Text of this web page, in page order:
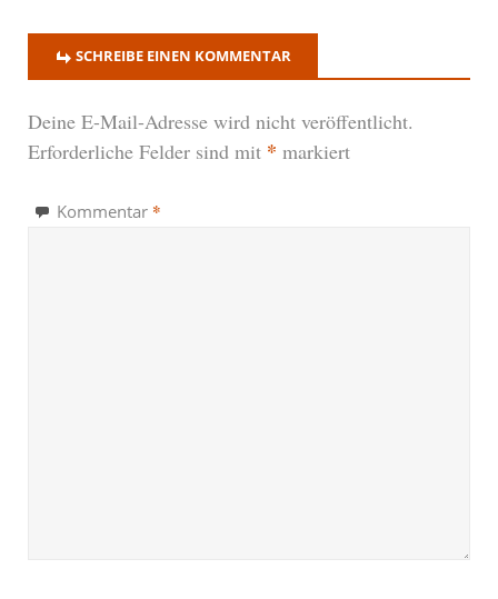
SCHREIBE EINEN KOMMENTAR
Deine E-Mail-Adresse wird nicht veröffentlicht.
Erforderliche Felder sind mit * markiert
Kommentar *